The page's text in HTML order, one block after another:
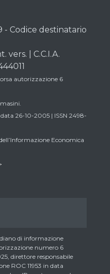
- Codice destinatario
vers. | C.C.I.A.
autorizzazione 6
26-10-2005 | ISSN 2498-
Economica
di informazione
numero 6
direttore responsabile
ROC 11953 in data